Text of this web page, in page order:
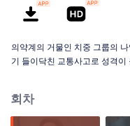
의약계의 거물인 치중 그룹의
기 들이닥친 교통사고로 성격
그러다 이혼한 미유와 한이청이
회차